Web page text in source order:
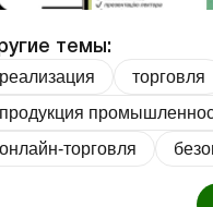
темы:
реализация торговля
продукция
онлайн-торговля